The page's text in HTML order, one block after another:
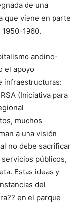
de una
que viene en parte
1960.
andino-
el apoyo
infraestructuras:
(Iniciativa para
muchos
a una visión
no debe sacrificar
públicos,
Estas ideas y
del
en el parque